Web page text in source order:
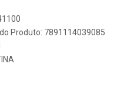
Produto: 7891114039085